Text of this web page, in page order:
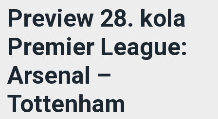
Preview 28. kola
Premier League:
Arsenal –
Tottenham